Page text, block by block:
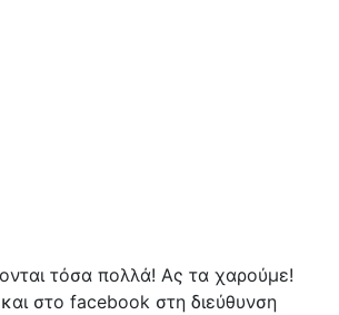
τόσα πολλά! Ας τα χαρούμε!
στο facebook στη διεύθυνση